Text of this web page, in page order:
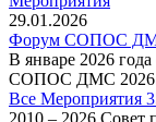
29.01.2026
Форум СОПОС
В январе 2026
СОПОС ДМС
Все Мероприятия
2010 – 2026 Совет